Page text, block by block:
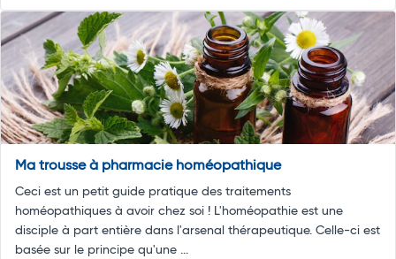
Ma trousse à pharmacie homéopathique
Ceci est un petit guide pratique des traitements
homéopathiques à avoir chez soi ! L'homéopathie est une
disciple à part entière dans l'arsenal thérapeutique. Celle-ci est
basée sur le principe qu'une ...